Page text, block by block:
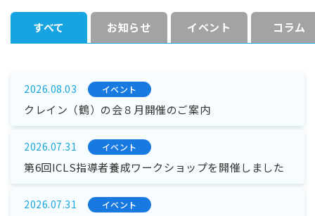
すべて お知らせ イベント コラム
2026.08.03 イベント
クレイン（鶴）の会８月開催のご案内
2026.07.31 イベント
第6回ICLS指導者養成ワークショップを開催しました
2026.07.31 イベント